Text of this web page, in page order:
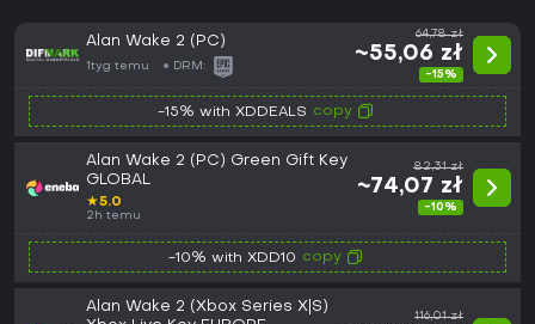
Alan Wake 2 (PC)
1tyg temu DRM:
64,78 zł
~55,06 zł
-15%
-15% with XDDEALS copy
Alan Wake 2 (PC) Green Gift Key
GLOBAL
★5.0
2h temu
82,31 zł
~74,07 zł
-10%
-10% with XDD10 copy
Alan Wake 2 (Xbox Series X|S)
116,01 zł